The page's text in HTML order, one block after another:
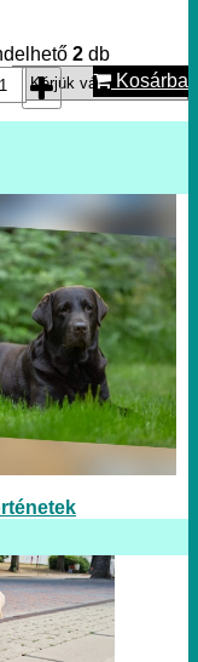
2 db
Kosárba